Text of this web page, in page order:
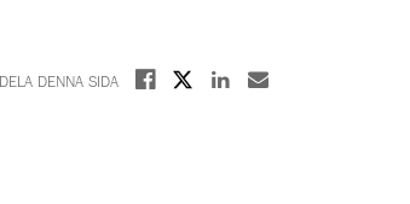
DELA DENNA SIDA Dela på Facebook
Dela på XDela på Linkedin
Dela med E-post